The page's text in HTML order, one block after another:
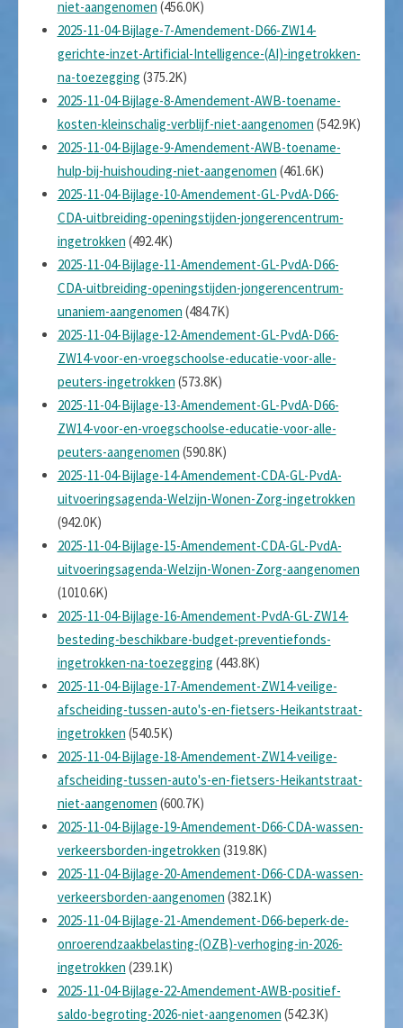
niet-aangenomen (456.0K)
2025-11-04-Bijlage-7-Amendement-D66-ZW14-
gerichte-inzet-Artificial-Intelligence-(AI)-ingetrokken-
na-toezegging (375.2K)
2025-11-04-Bijlage-8-Amendement-AWB-toename-
kosten-kleinschalig-verblijf-niet-aangenomen (542.9K)
2025-11-04-Bijlage-9-Amendement-AWB-toename-
hulp-bij-huishouding-niet-aangenomen (461.6K)
2025-11-04-Bijlage-10-Amendement-GL-PvdA-D66-
CDA-uitbreiding-openingstijden-jongerencentrum-
ingetrokken (492.4K)
2025-11-04-Bijlage-11-Amendement-GL-PvdA-D66-
CDA-uitbreiding-openingstijden-jongerencentrum-
unaniem-aangenomen (484.7K)
2025-11-04-Bijlage-12-Amendement-GL-PvdA-D66-
ZW14-voor-en-vroegschoolse-educatie-voor-alle-
peuters-ingetrokken (573.8K)
2025-11-04-Bijlage-13-Amendement-GL-PvdA-D66-
ZW14-voor-en-vroegschoolse-educatie-voor-alle-
peuters-aangenomen (590.8K)
2025-11-04-Bijlage-14-Amendement-CDA-GL-PvdA-
uitvoeringsagenda-Welzijn-Wonen-Zorg-ingetrokken
(942.0K)
2025-11-04-Bijlage-15-Amendement-CDA-GL-PvdA-
uitvoeringsagenda-Welzijn-Wonen-Zorg-aangenomen
(1010.6K)
2025-11-04-Bijlage-16-Amendement-PvdA-GL-ZW14-
besteding-beschikbare-budget-preventiefonds-
ingetrokken-na-toezegging (443.8K)
2025-11-04-Bijlage-17-Amendement-ZW14-veilige-
afscheiding-tussen-auto's-en-fietsers-Heikantstraat-
ingetrokken (540.5K)
2025-11-04-Bijlage-18-Amendement-ZW14-veilige-
afscheiding-tussen-auto's-en-fietsers-Heikantstraat-
niet-aangenomen (600.7K)
2025-11-04-Bijlage-19-Amendement-D66-CDA-wassen-
verkeersborden-ingetrokken (319.8K)
2025-11-04-Bijlage-20-Amendement-D66-CDA-wassen-
verkeersborden-aangenomen (382.1K)
2025-11-04-Bijlage-21-Amendement-D66-beperk-de-
onroerendzaakbelasting-(OZB)-verhoging-in-2026-
ingetrokken (239.1K)
2025-11-04-Bijlage-22-Amendement-AWB-positief-
saldo-begroting-2026-niet-aangenomen (542.3K)